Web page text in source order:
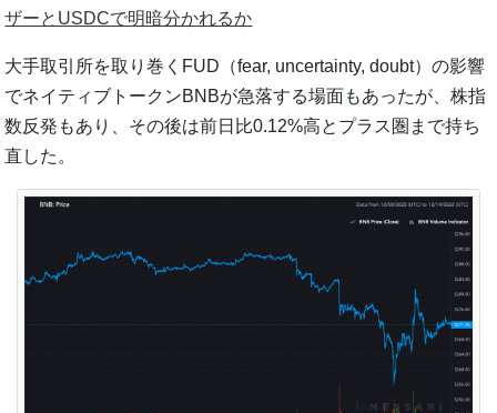
ザーとUSDCで明暗分かれるか
大手取引所を取り巻くFUD（fear, uncertainty, doubt）の影響
でネイティブトークンBNBが急落する場面もあったが、株指
数反発もあり、その後は前日比0.12%高とプラス圏まで持ち
直した。